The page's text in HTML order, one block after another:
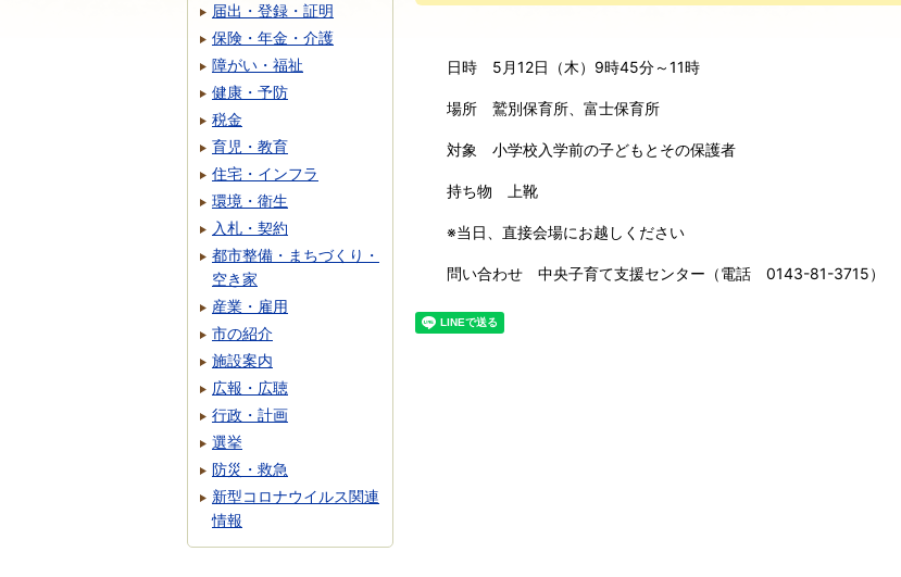
日時 5月12日（木）9時45分～11時
場所 鷲別保育所、富士保育所
対象 小学校入学前の子どもとその保護者
持ち物 上靴
※当日、直接会場にお越しください
問い合わせ 中央子育て支援センター（電話 0143-81-3715）
届出・登録・証明
保険・年金・介護
障がい・福祉
健康・予防
税金
育児・教育
住宅・インフラ
環境・衛生
入札・契約
都市整備・まちづくり・
空き家
産業・雇用
市の紹介
施設案内
広報・広聴
行政・計画
選挙
防災・救急
新型コロナウイルス関連
情報